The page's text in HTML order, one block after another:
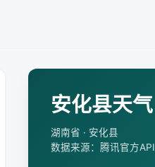
安化县天气
湖南省 · 安化县
数据来源：腾讯官方API